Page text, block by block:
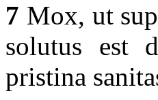
7 Mox, ut
solutus est
pristina